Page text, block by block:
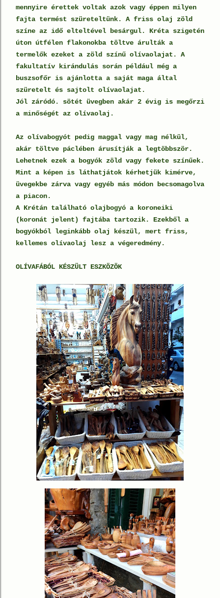
mennyire érettek voltak azok vagy éppen milyen
fajta termést szüreteltünk. A friss olaj zöld
színe az idő elteltével besárgul. Kréta szigetén
úton útfélen flakonokba töltve árulták a
termelők ezeket a zöld színű olívaolajat. A
fakultatív kirándulás során például még a
buszsofőr is ajánlotta a saját maga által
szüretelt és sajtolt olívaolajat.
Jól záródó. sötét üvegben akár 2 évig is megőrzi
a minőségét az olívaolaj.
Az olívabogyót pedig maggal vagy mag nélkül,
akár töltve páclében árusítják a legtöbbször.
Lehetnek ezek a bogyók zöld vagy fekete színűek.
Mint a képen is láthatjátok kérhetjük kimérve,
üvegekbe zárva vagy egyéb más módon becsomagolva
a piacon.
A Krétán található olajbogyó a koroneiki
(koronát jelent) fajtába tartozik. Ezekből a
bogyókból leginkább olaj készül, mert friss,
kellemes olívaolaj lesz a végeredmény.
OLÍVAFÁBÓL KÉSZÜLT ESZKÖZÖK